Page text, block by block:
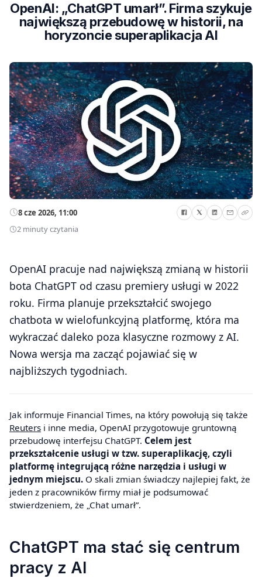
OpenAI: „ChatGPT umarł”. Firma szykuje
największą przebudowę w historii, na
horyzoncie superaplikacja AI
8 cze 2026, 11:00
2 minuty czytania
OpenAI pracuje nad największą zmianą w historii
bota ChatGPT od czasu premiery usługi w 2022
roku. Firma planuje przekształcić swojego
chatbota w wielofunkcyjną platformę, która ma
wykraczać daleko poza klasyczne rozmowy z AI.
Nowa wersja ma zacząć pojawiać się w
najbliższych tygodniach.
Jak informuje Financial Times, na który powołują się także
Reuters i inne media, OpenAI przygotowuje gruntowną
przebudowę interfejsu ChatGPT. Celem jest
przekształcenie usługi w tzw. superaplikację, czyli
platformę integrującą różne narzędzia i usługi w
jednym miejscu. O skali zmian świadczy najlepiej fakt, że
jeden z pracowników firmy miał je podsumować
stwierdzeniem, że „Chat umarł”.
ChatGPT ma stać się centrum
pracy z AI